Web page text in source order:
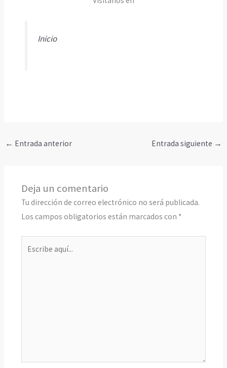
Inicio
← Entrada anterior Entrada siguiente →
Deja un comentario
Tu dirección de correo electrónico no será publicada.
Los campos obligatorios están marcados con *